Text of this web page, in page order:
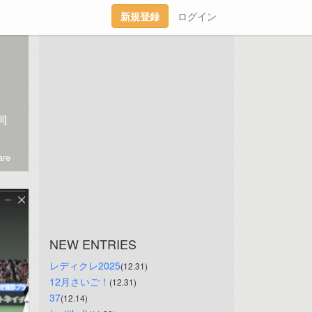
新規登録 ログイン
NEW ENTRIES
レディクレ2025(12.31)
12月さいご！ (12.31)
37(12.14)